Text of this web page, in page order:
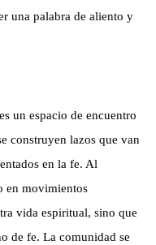
una palabra de aliento y
un espacio de encuentro
construyen lazos que van
en la fe. Al
en movimientos
vida espiritual, sino que
de fe. La comunidad se